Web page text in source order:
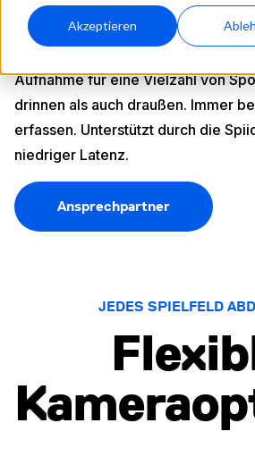
Akzeptieren
Automatisierte
Aufnahme für eine Vielzahl von
drinnen als auch draußen. Immer
erfassen. Unterstützt durch die
niedriger Latenz.
Ansprechpartner
JEDES SPIELFELD